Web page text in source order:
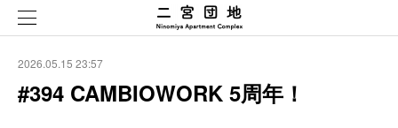
2026.05.15 23:57
#394 CAMBIOWORK 5周年！